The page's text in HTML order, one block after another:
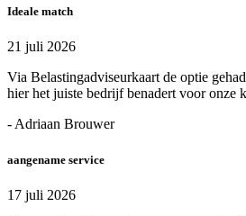
Ideale match
21 juli 2026
Via Belastingadviseurkaart de optie
hier het juiste bedrijf benadert voor onze
- Adriaan Brouwer
aangename service
17 juli 2026